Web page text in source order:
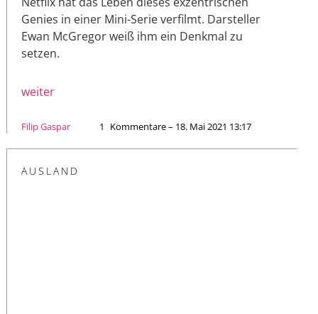
Genies in einer Mini-Serie verfilmt. Darsteller
Ewan McGregor weiß ihm ein Denkmal zu
setzen.
weiter
Filip Gaspar 1 Kommentare – 18. Mai 2021 13:17
AUSLAND